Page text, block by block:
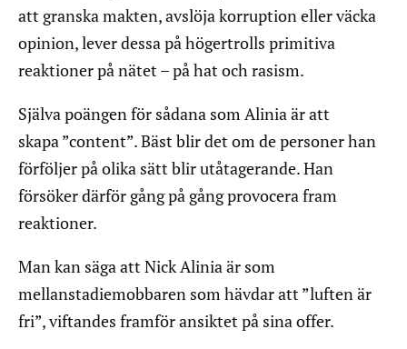
att granska makten, avslöja korruption eller väcka
opinion, lever dessa på högertrolls primitiva
reaktioner på nätet – på hat och rasism.
Själva poängen för sådana som Alinia är att
skapa ”content”. Bäst blir det om de personer han
förföljer på olika sätt blir utåtagerande. Han
försöker därför gång på gång provocera fram
reaktioner.
Man kan säga att Nick Alinia är som
mellanstadiemobbaren som hävdar att ”luften är
fri”, viftandes framför ansiktet på sina offer.